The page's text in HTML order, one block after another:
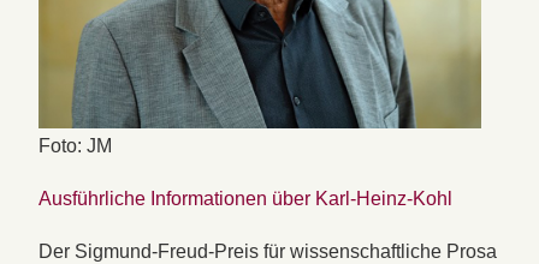
Foto: JM
Ausführliche Informationen über Karl-Heinz-Kohl
Der Sigmund-Freud-Preis für wissenschaftliche Prosa